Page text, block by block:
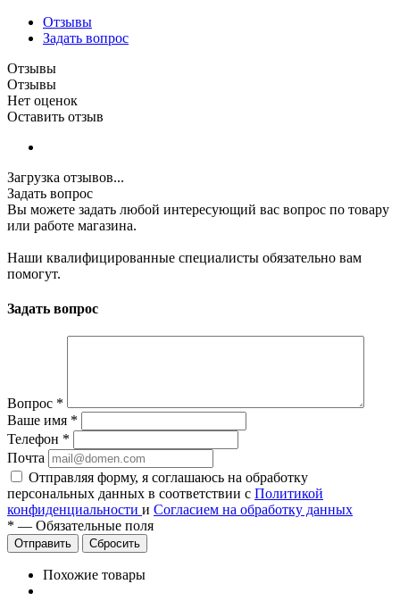
Отзывы
Задать вопрос
Отзывы
Отзывы
Нет оценок
Оставить отзыв
Загрузка отзывов...
Задать вопрос
Вы можете задать любой интересующий вас вопрос по товару
или работе магазина.
Наши квалифицированные специалисты обязательно вам
помогут.
Задать вопрос
Вопрос *
Ваше имя *
Телефон *
Почта
Отправляя форму, я соглашаюсь на обработку
персональных данных в соответствии с Политикой
конфиденциальности и Согласием на обработку данных
* — Обязательные поля
Сбросить
Похожие товары